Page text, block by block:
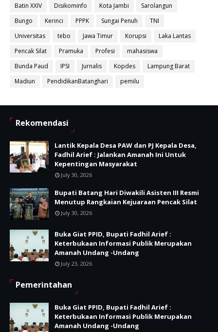
Batin XXIV
Disikominfo Kota Jambi
Sarolangun
Bungo
Kerinci PPPK Sungai Penuh
TNI
Universitas
tebo Jawa Timur Korupsi
Laka Lantas
Pencak Silat
Pramuka Profesi
mahasiswa
Bunda Paud
IPSI Jurnalis Kopdes
Lampung Barat
Madiun
PendidikanBatanghari pemilu
Rekomendasi
Lantik Kepala Desa PAW dan PJ Kepala Desa,
Fadhil Arief : Jalankan Amanah Ini Untuk
Kepentingan Masyarakat
July 30, 2026
Bupati Batang Hari Diwakili Asisten III Resmi
Menutup Rangkaian Kejuaraan Pencak Silat
July 30, 2026
Buka Giat PPID, Bupati Fadhil Arief :
Keterbukaan Informasi Publik Merupakan
Amanah Undang -Undang
July 23, 2026
Pemerintahan
Buka Giat PPID, Bupati Fadhil Arief :
Keterbukaan Informasi Publik Merupakan
Amanah Undang -Undang